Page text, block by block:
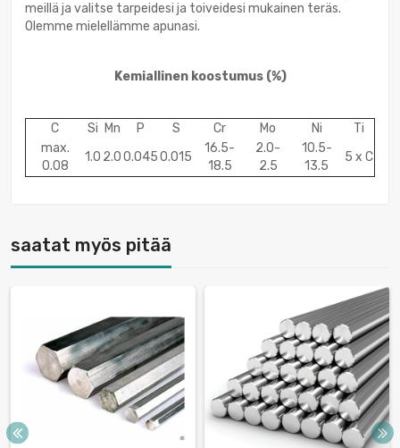
meillä ja valitse tarpeidesi ja toiveidesi mukainen teräs.
Olemme mielellämme apunasi.
Kemiallinen koostumus (%)
C Si Mn P S Cr Mo Ni
Ti
max.
0.08
1.0 2.00.0450.015
16.5-
18.5
2.0-
2.5
10.5-
13.5
5 x C
saatat myös pitää